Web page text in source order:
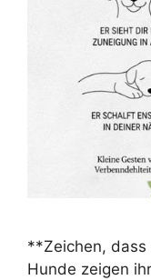
**Zeichen,
Hunde zeigen